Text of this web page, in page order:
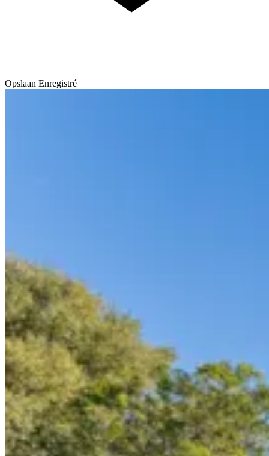
Opslaan Enregistré